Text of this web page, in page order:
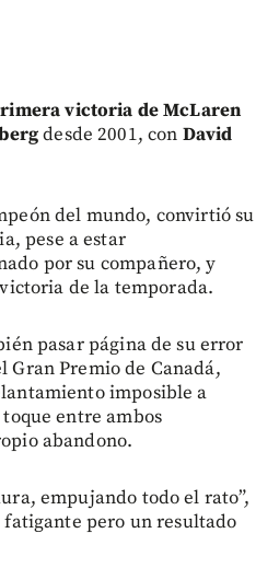
victoria de McLaren
desde 2001, con David
del mundo, convirtió su
pese a estar
por su compañero, y
de la temporada.
pasar página de su error
Gran Premio de Canadá,
imposible a
entre ambos
abandono.
empujando todo el rato”,
fatigante pero un resultado